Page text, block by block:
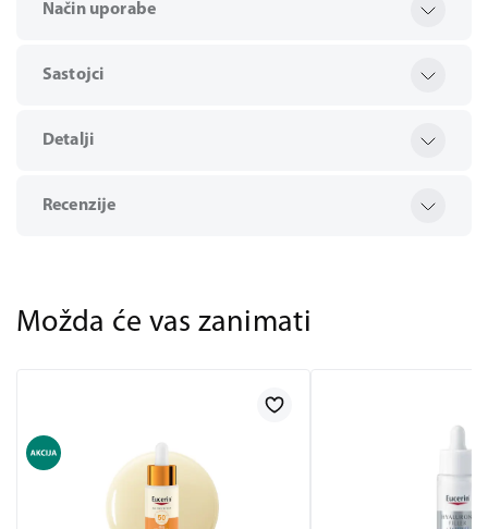
Način uporabe
Sastojci
Detalji
Recenzije
Možda će vas zanimati